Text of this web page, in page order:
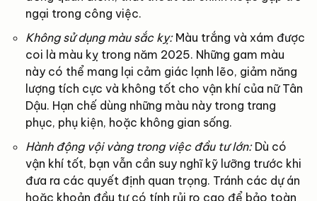
ngại trong công việc.
Không sử dụng màu sắc kỵ:Màu trắng và xám được
coi là màu kỵ trong năm 2025. Những gam màu
này có thể mang lại cảm giác lạnh lẽo, giảm năng
lượng tích cực và không tốt cho vận khí của nữ Tân
Dậu. Hạn chế dùng những màu này trong trang
phục, phụ kiện, hoặc không gian sống.
Hành động vội vàng trong việc đầu tư lớn: Dù có
vận khí tốt, bạn vẫn cần suy nghĩ kỹ lưỡng trước khi
đưa ra các quyết định quan trọng. Tránh các dự án
hoặc khoản đầu tư có tính rủi ro cao để bảo toàn